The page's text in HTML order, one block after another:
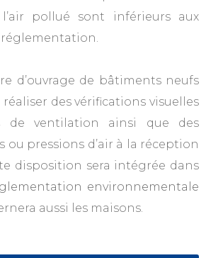
l’air pollué sont inférieurs aux
réglementation.
d’ouvrage de bâtiments neufs
des vérifications visuelles
de ventilation ainsi que des
ou pressions d’air à la réception
disposition sera intégrée dans
environnementale
aussi les maisons.